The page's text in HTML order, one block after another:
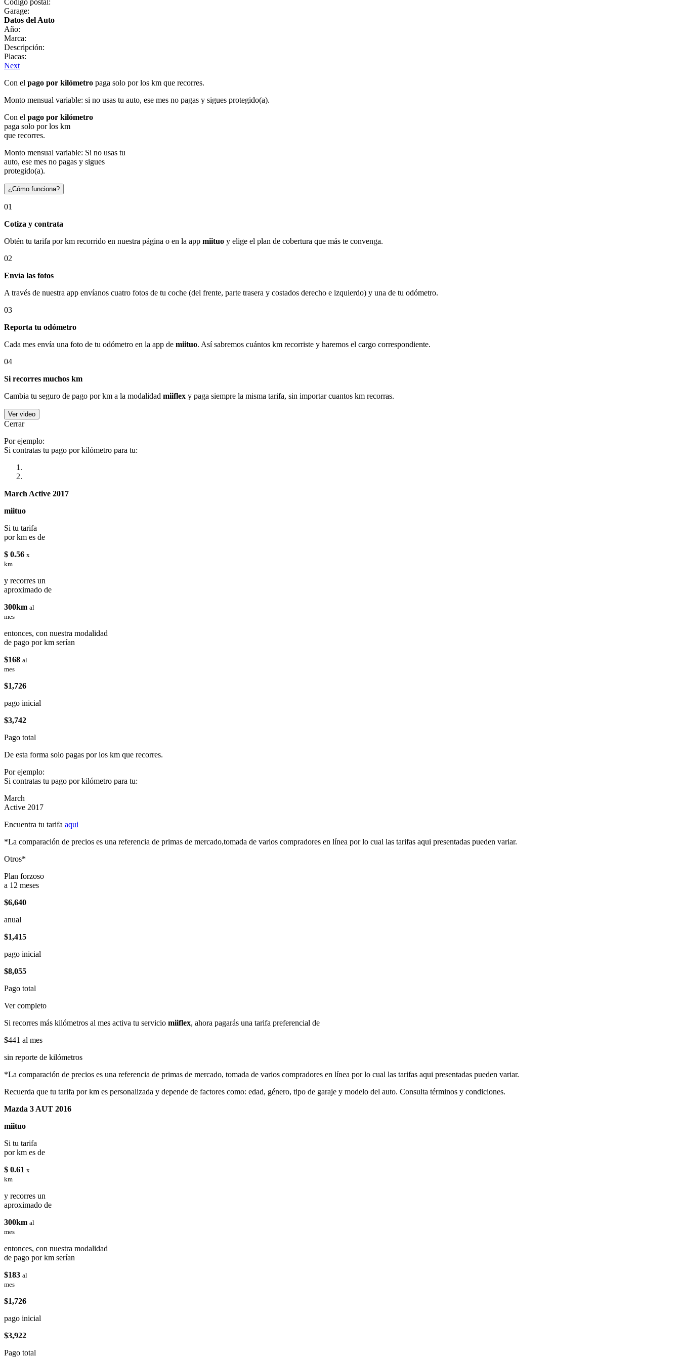
Garage:
Datos del Auto
Año:
Marca:
Descripción:
Placas:
Next
Con el pago por kilómetro paga solo por los km que recorres.
Monto mensual variable: si no usas tu auto, ese mes no pagas y sigues protegido(a).
Con el pago por kilómetro
paga solo por los km
que recorres.
Monto mensual variable: Si no usas tu
auto, ese mes no pagas y sigues
protegido(a).
¿Cómo funciona?
01
Cotiza y contrata
Obtén tu tarifa por km recorrido en nuestra página o en la app miituo y elige el plan de cobertura que más te convenga.
02
Envía las fotos
A través de nuestra app envíanos cuatro fotos de tu coche (del frente, parte trasera y costados derecho e izquierdo) y una de tu odómetro.
03
Reporta tu odómetro
Cada mes envía una foto de tu odómetro en la app de miituo. Así sabremos cuántos km recorriste y haremos el cargo correspondiente.
04
Si recorres muchos km
Cambia tu seguro de pago por km a la modalidad miiflex y paga siempre la misma tarifa, sin importar cuantos km recorras.
Ver video
Cerrar
Por ejemplo:
Si contratas tu pago por kilómetro para tu:
March Active 2017
miituo
Si tu tarifa
por km es de
$ 0.56 x
km
y recorres un
aproximado de
300km al
mes
entonces, con nuestra modalidad
de pago por km serían
$168 al
mes
$1,726
pago inicial
$3,742
Pago total
De esta forma solo pagas por los km que recorres.
Por ejemplo:
Si contratas tu pago por kilómetro para tu:
March
Active 2017
Encuentra tu tarifa aqui
*La comparación de precios es una referencia de primas de mercado,tomada de varios compradores en línea por lo cual las tarifas aqui presentadas pueden variar.
Otros*
Plan forzoso
a 12 meses
$6,640
anual
$1,415
pago inicial
$8,055
Pago total
Ver completo
Si recorres más kilómetros al mes activa tu servicio miiflex, ahora pagarás una tarifa preferencial de
$441 al mes
sin reporte de kilómetros
*La comparación de precios es una referencia de primas de mercado, tomada de varios compradores en línea por lo cual las tarifas aqui presentadas pueden variar.
Recuerda que tu tarifa por km es personalizada y depende de factores como: edad, género, tipo de garaje y modelo del auto. Consulta términos y condiciones.
Mazda 3 AUT 2016
miituo
Si tu tarifa
por km es de
$ 0.61 x
km
y recorres un
aproximado de
300km al
mes
entonces, con nuestra modalidad
de pago por km serían
$183 al
mes
$1,726
pago inicial
$3,922
Pago total